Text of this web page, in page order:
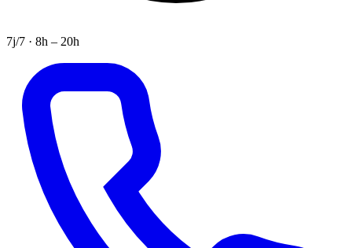
7j/7 · 8h – 20h